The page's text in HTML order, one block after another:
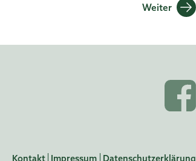
Weiter
Kontakt Impressum Datenschutzerklärung